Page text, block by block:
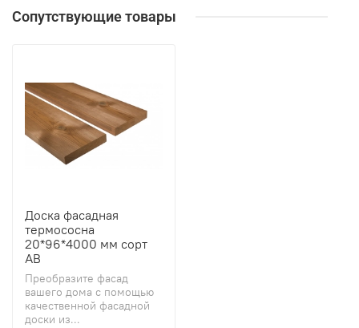
Сопутствующие товары
Доска фасадная
термососна
20*96*4000 мм сорт
АВ
Преобразите фасад
вашего дома с помощью
качественной фасадной
доски из...